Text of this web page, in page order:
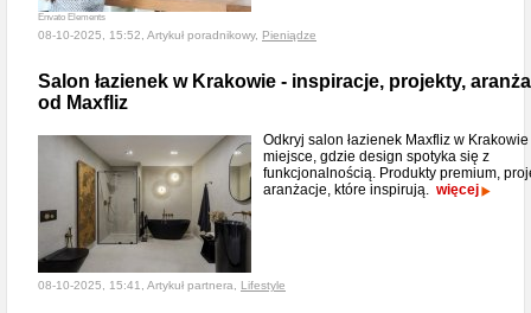
Envato Elements
08-10-2025, 15:52, Artykuł poradnikowy, Pieniądze
Salon łazienek w Krakowie - inspiracje, projekty,
od Maxfliz
Odkryj salon łazienek Maxfliz w
miejsce, gdzie design spotyka się z
funkcjonalnością. Produkty premium,
aranżacje, które inspirują. więcej
08-10-2025, 15:41, Artykuł partnera, Lifestyle